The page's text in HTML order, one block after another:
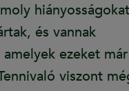
hiányosságokat
és vannak
ezeket már
viszont